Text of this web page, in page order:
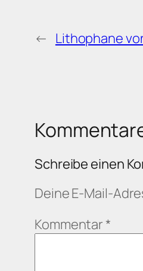
← Lithophane
Schreibe einen
Deine E-Mail-
Kommentar *